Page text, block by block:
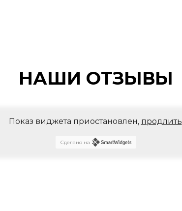
НАШИ ОТЗЫВЫ
Показ виджета приостановлен, продлить
Сделано на